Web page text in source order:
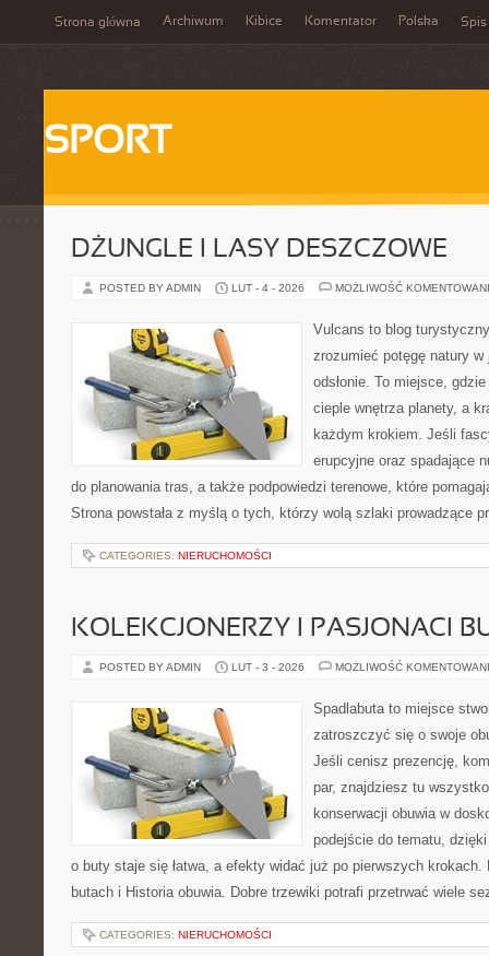
Strona główna Archiwum Kibice Komentator Polska Spis
SPORT
DŻUNGLE I LASY DESZCZOWE
POSTED BY ADMIN LUT - 4 - 2026 MOŻLIWOŚĆ
Vulcans to blog
zrozumieć potęgę natury
odsłonie. To miejsce,
cieple wnętrza planety, a
każdym krokiem. Jeśli
erupcyjne oraz spadające
do planowania tras, a także podpowiedzi terenowe, które
Strona powstała z myślą o tych, którzy wolą szlaki prowadzące
CATEGORIES: NIERUCHOMOŚCI
KOLEKCJONERZY I PASJONACI
POSTED BY ADMIN LUT - 3 - 2026 MOŻLIWOŚĆ
Spadlabuta to miejsce
zatroszczyć się o swoje
Jeśli cenisz prezencję,
par, znajdziesz tu
konserwacji obuwia w
podejście do tematu,
o buty staje się łatwa, a efekty widać już po pierwszych
butach i Historia obuwia. Dobre trzewiki potrafi przetrwać wiele
CATEGORIES: NIERUCHOMOŚCI